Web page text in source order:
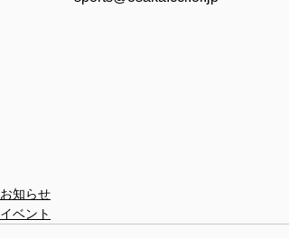
お知らせ
イベント